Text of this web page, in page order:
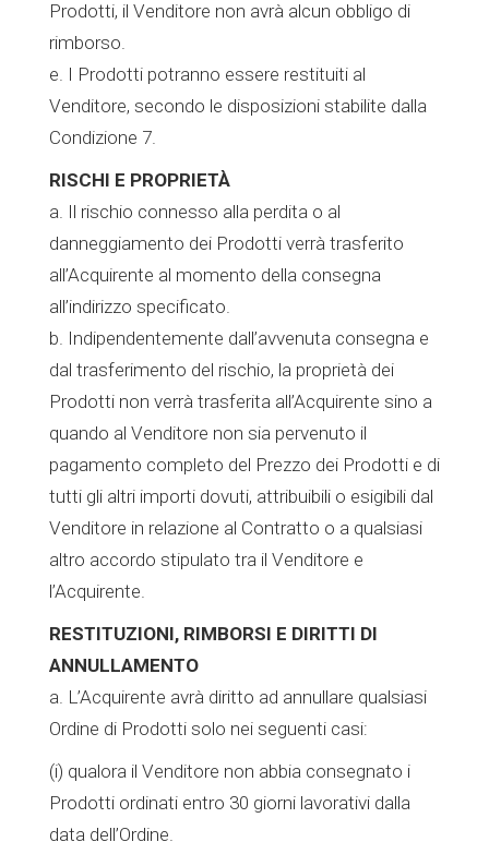
Prodotti, il Venditore non avrà alcun obbligo di
rimborso.
e. I Prodotti potranno essere restituiti al
Venditore, secondo le disposizioni stabilite dalla
Condizione 7.
RISCHI E PROPRIETÀ
a. Il rischio connesso alla perdita o al
danneggiamento dei Prodotti verrà trasferito
all’Acquirente al momento della consegna
all’indirizzo specificato.
b. Indipendentemente dall’avvenuta consegna e
dal trasferimento del rischio, la proprietà dei
Prodotti non verrà trasferita all’Acquirente sino a
quando al Venditore non sia pervenuto il
pagamento completo del Prezzo dei Prodotti e di
tutti gli altri importi dovuti, attribuibili o esigibili dal
Venditore in relazione al Contratto o a qualsiasi
altro accordo stipulato tra il Venditore e
l’Acquirente.
RESTITUZIONI, RIMBORSI E DIRITTI DI
ANNULLAMENTO
a. L’Acquirente avrà diritto ad annullare qualsiasi
Ordine di Prodotti solo nei seguenti casi:
(i) qualora il Venditore non abbia consegnato i
Prodotti ordinati entro 30 giorni lavorativi dalla
data dell’Ordine.